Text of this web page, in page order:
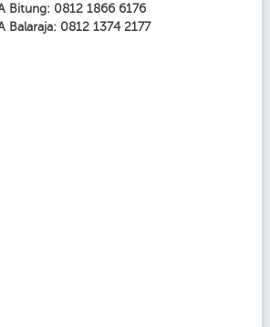
Bitung: 0812 1866 6176
Balaraja: 0812 1374 2177